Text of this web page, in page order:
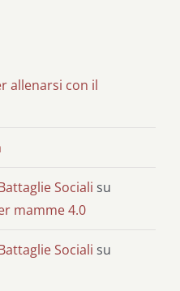
allenarsi con il
Sociali su
mamme 4.0
Sociali su